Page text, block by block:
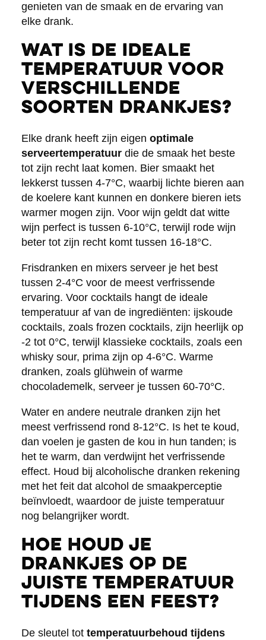
genieten van de smaak en de ervaring van
elke drank.
Wat is de ideale
temperatuur voor
verschillende
soorten drankjes?
Elke drank heeft zijn eigen optimale
serveertemperatuurdie de smaak het beste
tot zijn recht laat komen. Bier smaakt het
lekkerst tussen 4-7°C, waarbij lichte bieren aan
de koelere kant kunnen en donkere bieren iets
warmer mogen zijn. Voor wijn geldt dat witte
wijn perfect is tussen 6-10°C, terwijl rode wijn
beter tot zijn recht komt tussen 16-18°C.
Frisdranken en mixers serveer je het best
tussen 2-4°C voor de meest verfrissende
ervaring. Voor cocktails hangt de ideale
temperatuur af van de ingrediënten: ijskoude
cocktails, zoals frozen cocktails, zijn heerlijk op
-2 tot 0°C, terwijl klassieke cocktails, zoals een
whisky sour, prima zijn op 4-6°C. Warme
dranken, zoals glühwein of warme
chocolademelk, serveer je tussen 60-70°C.
Water en andere neutrale dranken zijn het
meest verfrissend rond 8-12°C. Is het te koud,
dan voelen je gasten de kou in hun tanden; is
het te warm, dan verdwijnt het verfrissende
effect. Houd bij alcoholische dranken rekening
met het feit dat alcohol de smaakperceptie
beïnvloedt, waardoor de juiste temperatuur
nog belangrijker wordt.
Hoe houd je
drankjes op de
juiste temperatuur
tijdens een feest?
De sleutel tot temperatuurbehoud tijdens